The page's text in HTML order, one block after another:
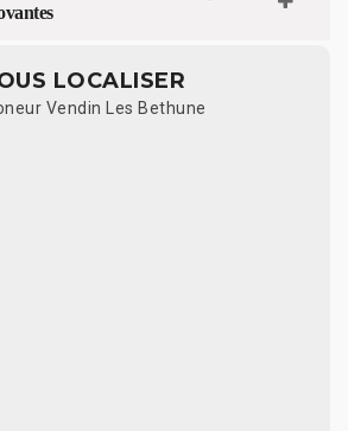
LOCALISER
Vendin Les Bethune